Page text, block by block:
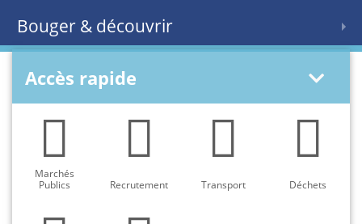
Bouger & découvrir
Accès rapide
Marchés
Publics
Recrutement Transport Déchets